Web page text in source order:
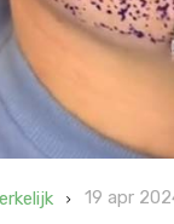
19 apr